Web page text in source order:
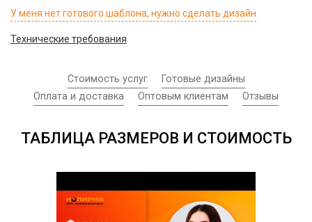
У меня нет готового шаблона, нужно сделать дизайн
Технические требования
Стоимость услуг
Готовые дизайны
Оплата и доставка
Оптовым клиентам Отзывы
ТАБЛИЦА РАЗМЕРОВ И СТОИМОСТЬ